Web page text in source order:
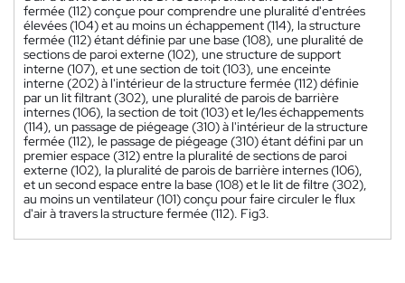
fermée (112) conçue pour comprendre une pluralité d'entrées
élevées (104) et au moins un échappement (114), la structure
fermée (112) étant définie par une base (108), une pluralité de
sections de paroi externe (102), une structure de support
interne (107), et une section de toit (103), une enceinte
interne (202) à l'intérieur de la structure fermée (112) définie
par un lit filtrant (302), une pluralité de parois de barrière
internes (106), la section de toit (103) et le/les échappements
(114), un passage de piégeage (310) à l'intérieur de la structure
fermée (112), le passage de piégeage (310) étant défini par un
premier espace (312) entre la pluralité de sections de paroi
externe (102), la pluralité de parois de barrière internes (106),
et un second espace entre la base (108) et le lit de filtre (302),
au moins un ventilateur (101) conçu pour faire circuler le flux
d'air à travers la structure fermée (112). Fig3.